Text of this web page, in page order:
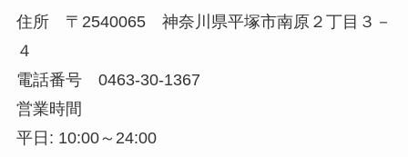
住所 〒2540065 神奈川県平塚市南原２丁目３－
４
電話番号 0463-30-1367
営業時間
平日: 10:00～24:00